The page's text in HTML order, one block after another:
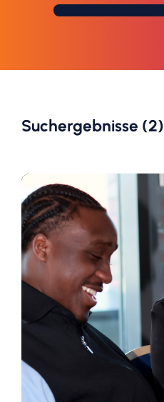
Suchergebnisse (2)